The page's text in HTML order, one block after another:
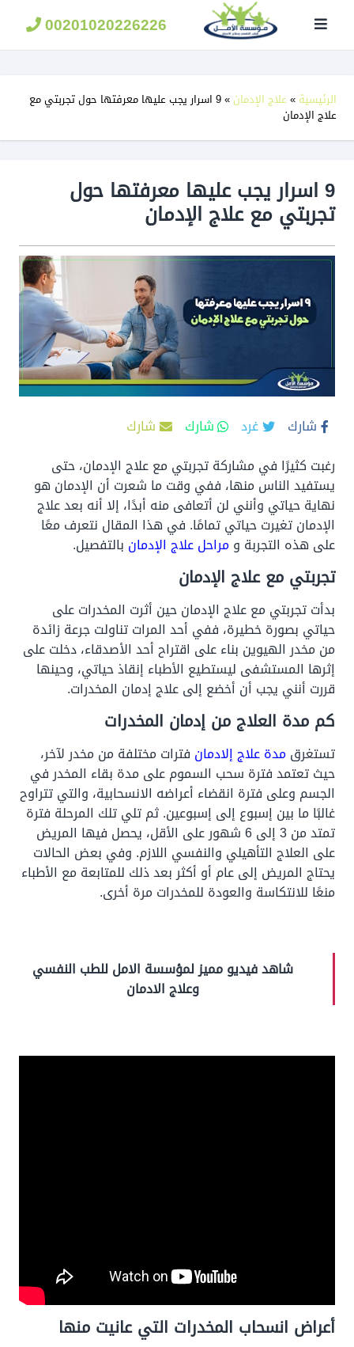
الامل
لعلاج
00201020226226
الرئيسية » علاج الإدمان »
9 اسرار يجب عليها معرفتها حول تجربتي مع
علاج الإدمان
9 اسرار يجب عليها معرفتها حول
تجربتي مع علاج الإدمان
شارك غرد شارك
شارك
رغبت كثيرًا في مشاركة تجربتي مع علاج الإدمان، حتى
يستفيد الناس منها، ففي وقت ما شعرت أن الإدمان هو
نهاية حياتي وأنني لن أتعافى منه أبدًا، إلا أنه بعد علاج
الإدمان تغيرت حياتي تمامًا. في هذا المقال نتعرف معًا
على هذه التجربة ومراحل علاج الإدمان بالتفصيل.
تجربتي مع علاج الإدمان
بدأت تجربتي مع علاج الإدمان حين أثرت المخدرات على
حياتي بصورة خطيرة، ففي أحد المرات تناولت جرعة زائدة
من مخدر الهيوين بناء على اقتراح أحد الأصدقاء، دخلت على
إثرها المستشفى ليستطيع الأطباء إنقاذ حياتي، وحينها
قررت أنني يجب أن أخضع إلى علاج إدمان المخدرات.
كم مدة العلاج من إدمان المخدرات
تستغرقمدة علاج إلادمان فترات مختلفة من مخدر لآخر،
حيث تعتمد فترة سحب السموم على مدة بقاء المخدر في
الجسم وعلى فترة انقضاء أعراضه الانسحابية، والتي تتراوح
غالبًا ما بين إسبوع إلى إسبوعين. ثم تلي تلك المرحلة فترة
تمتد من 3 إلى 6 شهور على الأقل، يحصل فيها المريض
على العلاج التأهيلي والنفسي اللازم. وفي بعض الحالات
يحتاج المريض إلى عام أو أكثر بعد ذلك للمتابعة مع الأطباء
منعًا للانتكاسة والعودة للمخدرات مرة أخرى.
شاهد فيديو مميز لمؤسسة الامل للطب النفسي
وعلاج الادمان
أعراض انسحاب المخدرات التي عانيت منها